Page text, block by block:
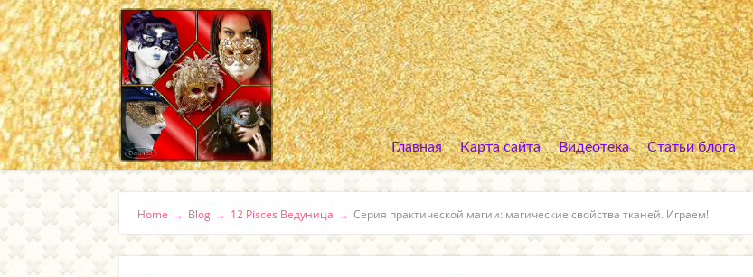
Главная Карта сайта Видеотека Статьи блога
Home → Blog → 12 Pisces Ведуница → Серия практической магии: магические свойства тканей. Играем!